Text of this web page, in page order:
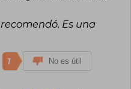
Es una
1 No es útil